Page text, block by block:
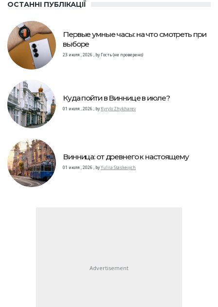
ОСТАННІ ПУБЛІКАЦІЇ
Первые умные часы: на что смотреть при
выборе
23 июля , 2026 , by Гость (не проверено)
Куда пойти в Виннице в июле?
01 июля , 2026 , by Kyrylo Zhykharev
Винница: от древнего к настоящему
01 июля , 2026 , byYuliia Staskevych
Advertisement